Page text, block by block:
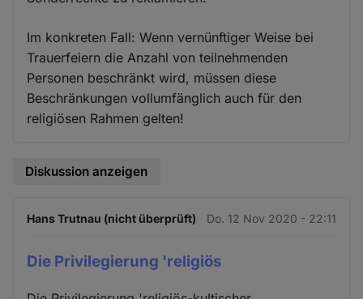
Im konkreten Fall: Wenn vernünftiger Weise bei
Trauerfeiern die Anzahl von teilnehmenden
Personen beschränkt wird, müssen diese
Beschränkungen vollumfänglich auch für den
religiösen Rahmen gelten!
Diskussion anzeigen
Hans Trutnau (nicht überprüft) Do. 12 Nov 2020 - 22:11
Die Privilegierung 'religiös